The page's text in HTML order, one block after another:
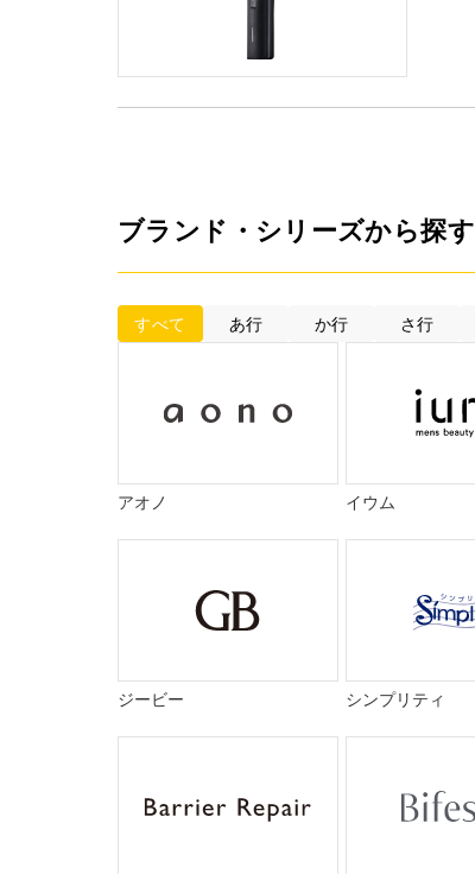
ブランド・シリーズから探す
すべて あ行 か行 さ行
アオノ イウム
ジービー シンプリティ